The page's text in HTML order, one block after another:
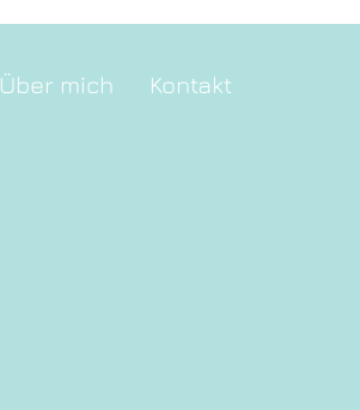
Über mich Kontakt